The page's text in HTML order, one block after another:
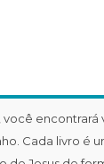
encontrará
Cada livro é